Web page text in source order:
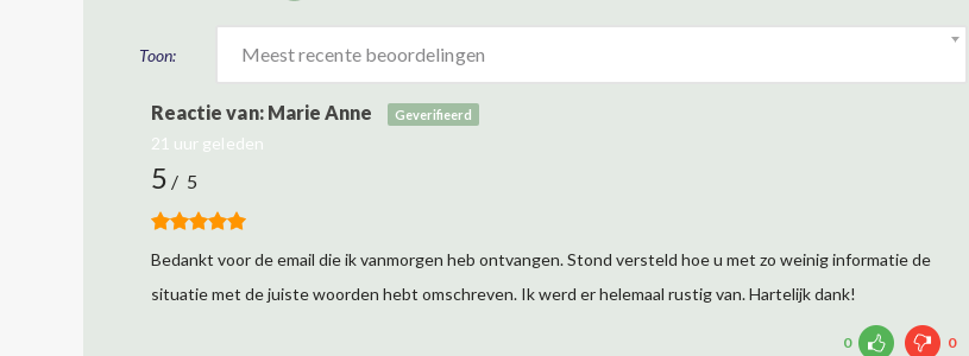
Toon:
Marie Anne Geverifieerd
21 uur geleden
5 / 5
Bedankt voor de email die ik vanmorgen heb ontvangen. Stond versteld hoe u met zo weinig informatie de
situatie met de juiste woorden hebt omschreven. Ik werd er helemaal rustig van. Hartelijk dank!
0 0